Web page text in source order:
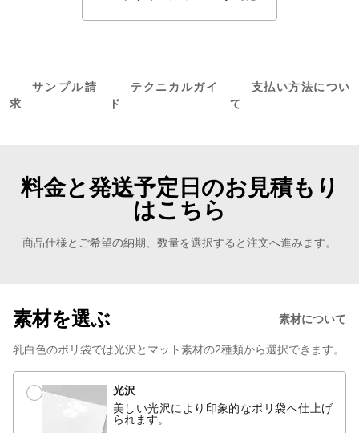
サンプル請
求
テクニカルガイ
ド
支払い方法につい
て
料金と発送予定日のお見積もり
はこちら
商品仕様とご希望の納期、数量を選択すると注文へ進みます。
素材を選ぶ 素材について
乳白色のポリ袋では光沢とマット素材の2種類から選択できます。
光沢
美しい光沢により印象的なポリ袋へ仕上げ
られます。